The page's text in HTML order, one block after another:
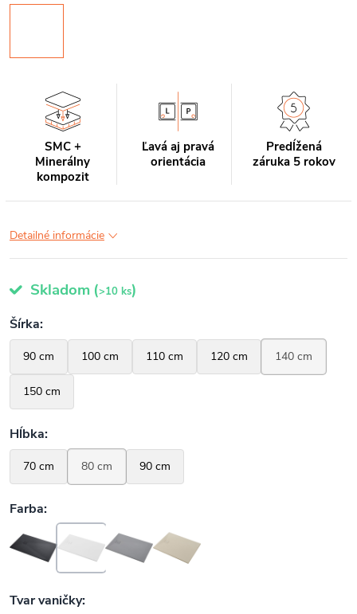
SMC +
Minerálny
kompozit
Ľavá aj pravá
orientácia
Predĺžená
záruka 5 rokov
Detailné informácie
Skladom (>10 ks)